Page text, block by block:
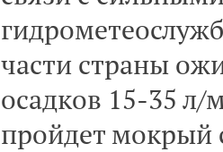
части страны
осадков 15-35 л/
пройдет мокрый